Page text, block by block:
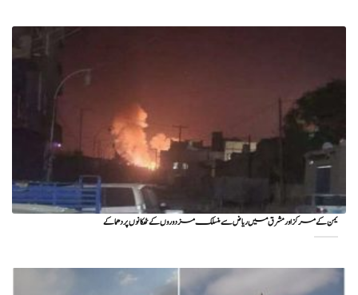
یمن کے مرکز اور مشرق میں ریاض سے منسلک مزدوروں کے ٹھکانوں پر دھماکے